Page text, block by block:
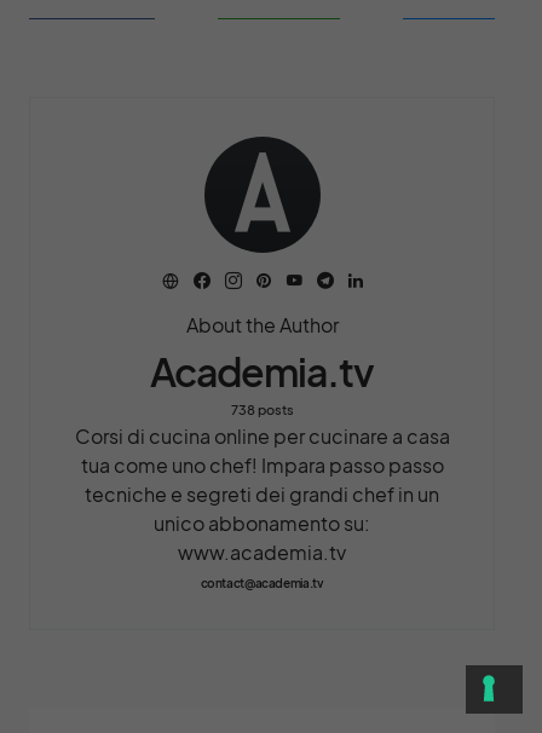
About the Author
Academia.tv
738 posts
Corsi di cucina online per cucinare a casa
tua come uno chef! Impara passo passo
tecniche e segreti dei grandi chef in un
unico abbonamento su:
www.academia.tv
contact@academia.tv